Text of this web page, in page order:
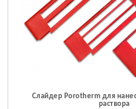
Слайдер Porotherm для
раствора